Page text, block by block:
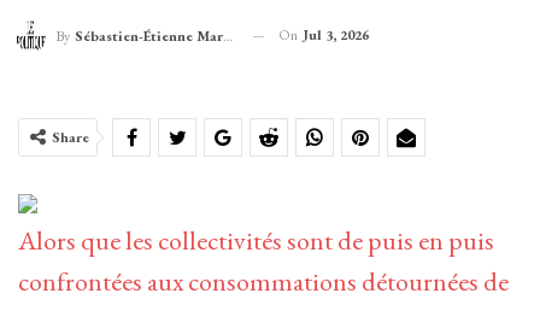
By Sébastien-Étienne Marechal On Jul 3, 2026
Share
Alors que les collectivités sont de puis en puis
confrontées aux consommations détournées de